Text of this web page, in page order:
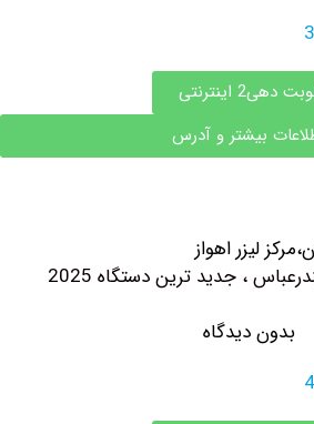
و آدرس
جدید ترین دستگاه 2025
دیدگاه